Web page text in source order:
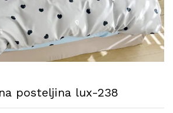
posteljina lux-238